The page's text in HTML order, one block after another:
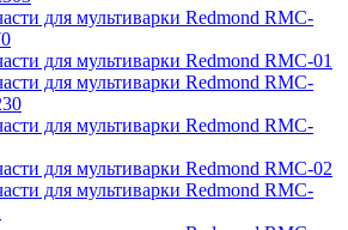
для мультиварки Redmond RMC-
для мультиварки Redmond RMC-01
для мультиварки Redmond RMC-
для мультиварки Redmond RMC-
для мультиварки Redmond RMC-02
для мультиварки Redmond RMC-